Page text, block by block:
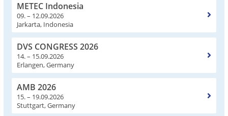
METEC Indonesia
09. – 12.09.2026
Jarkarta, Indonesia
DVS CONGRESS 2026
14. – 15.09.2026
Erlangen, Germany
AMB 2026
15. – 19.09.2026
Stuttgart, Germany